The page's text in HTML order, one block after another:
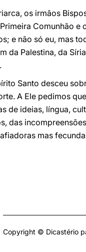
os irmãos
Comunhão
e não só eu, mas
da Palestina, da
Santo desceu
A Ele pedimos que
de ideias, língua,
das
mas
Copyright © Dicastério